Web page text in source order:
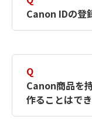
簡単に作成
Canon ID
Canon IDの登
Q
Canon商品を
作ることはで